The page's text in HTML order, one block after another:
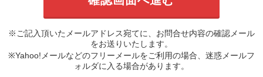
※ご記入頂いたメールアドレス宛てに、お問合せ内容の確認メール
をお送りいたします。
※Yahoo!メールなどのフリーメールをご利用の場合、迷惑メールフ
ォルダに入る場合があります。